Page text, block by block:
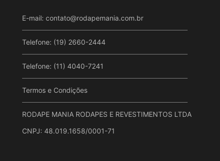
E-mail: contato@rodapemania.com.br
Telefone: (19) 2660-2444
Telefone: (11) 4040-7241
Termos e Condições
RODAPE MANIA RODAPES E REVESTIMENTOS LTDA
CNPJ: 48.019.1658/0001-71